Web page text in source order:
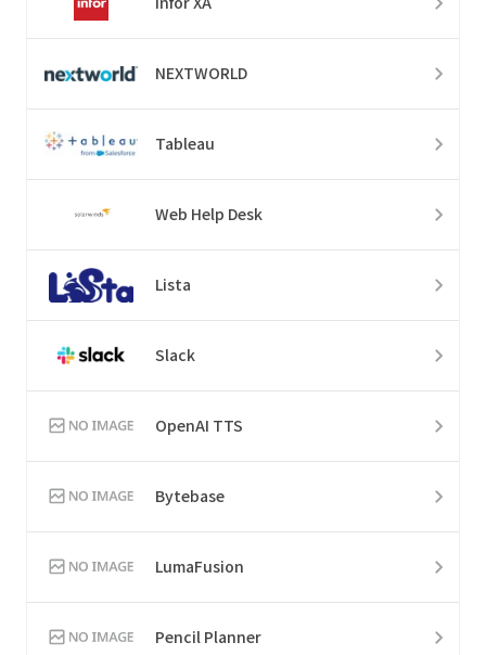
NEXTWORLD
Tableau
Web Help Desk
Lista
Slack
OpenAI TTS
Bytebase
LumaFusion
Pencil Planner